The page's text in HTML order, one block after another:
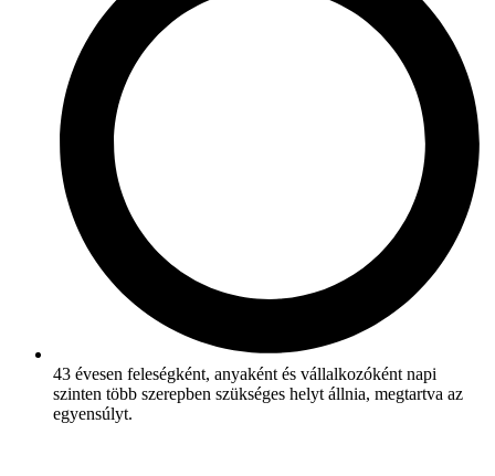
43 évesen feleségként, anyaként és vállalkozóként napi
szinten több szerepben szükséges helyt állnia, megtartva az
egyensúlyt.